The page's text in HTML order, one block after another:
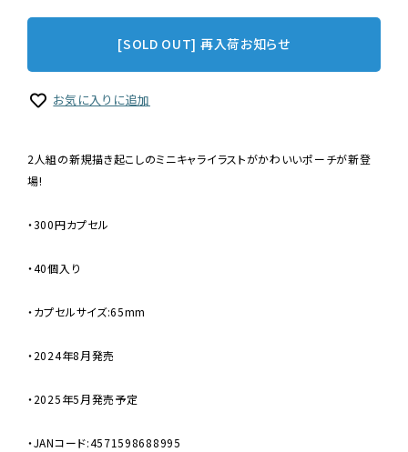
[SOLD OUT] 再入荷お知らせ
お気に入りに追加
2人組の新規描き起こしのミニキャライラストがかわいいポーチが新登
場!
・300円カプセル
・40個入り
・カプセルサイズ:65mm
・2024年8月発売
・2025年5月発売予定
・JANコード:4571598688995